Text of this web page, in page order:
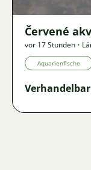
Červené
vor 17 Stunden •
Aquarienfische
Verhandelbar